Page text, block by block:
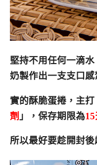
堅持不用任何一滴
奶製作出一支支口感
實的酥脆蛋捲，主打
劑 」，保存期限為
所以最好要趁開封後